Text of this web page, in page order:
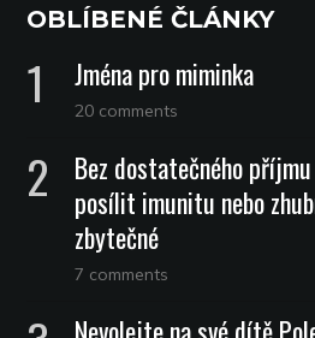
OBLÍBENÉ ČLÁNKY
Jména pro miminka
20 comments
Bez dostatečného
posílit imunitu nebo
zbytečné
7 comments
Nevolejte na své dítě